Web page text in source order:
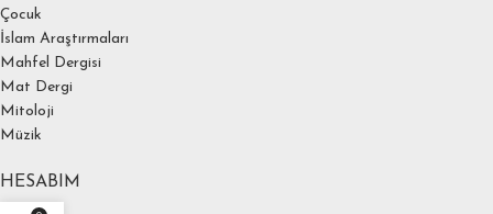
Çocuk
İslam Araştırmaları
Mahfel Dergisi
Mat Dergi
Mitoloji
Müzik
HESABIM